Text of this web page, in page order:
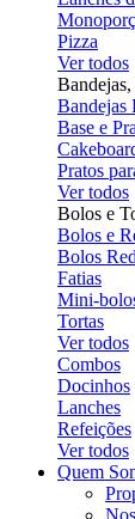
Pizza
Ver todos
Bandejas
Base e
Pratos
Ver todos
Bolos e
Bolos e
Bolos
Fatias
Mini-
Tortas
Ver todos
Combos
Docinhos
Lanches
Refeições
Ver todos
Quem